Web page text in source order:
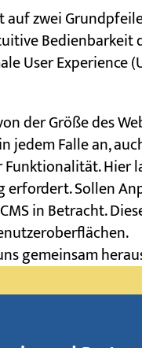
auf zwei
Experience
der Größe des
Falle an,
Hier
Sollen
in Betracht.
gemeinsam